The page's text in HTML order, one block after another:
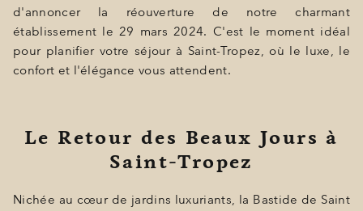
SITUATION
PROGRAMMATION
ACTUALITÉS
d'annoncer la réouverture de notre charmant
établissement le 29 mars 2024. C'est le moment idéal
pour planifier votre séjour à Saint-Tropez, où le luxe, le
confort et l'élégance vous attendent.
Le Retour des Beaux Jours à
Saint-Tropez
Nichée au cœur de jardins luxuriants, la Bastide de Saint